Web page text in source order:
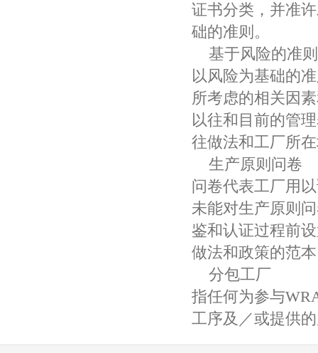
证书分类，并准
础的准则。
基于风险的准则
以风险为基础的
所考虑的相关因
以往和目前的管
往做法和工厂所
生产原则问卷
问卷代表工厂用
未能对生产原则
鉴和认证过程前
做法和政策的范
分包工厂
指任何为参与
工序及／或提供